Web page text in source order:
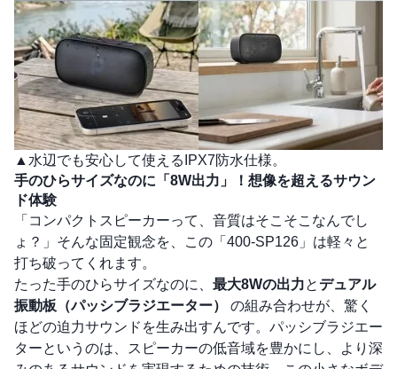
▲水辺でも安心して使えるIPX7防水仕様。
手のひらサイズなのに「8W出力」！想像を超えるサウン
ド体験
「コンパクトスピーカーって、音質はそこそこなんでし
ょ？」そんな固定観念を、この「400-SP126」は軽々と
打ち破ってくれます。
たった手のひらサイズなのに、 最大8Wの出力と デュアル
振動板（パッシブラジエーター）
の組み合わせが、驚く
ほどの迫力サウンドを生み出すんです。パッシブラジエー
ターというのは、スピーカーの低音域を豊かにし、より深